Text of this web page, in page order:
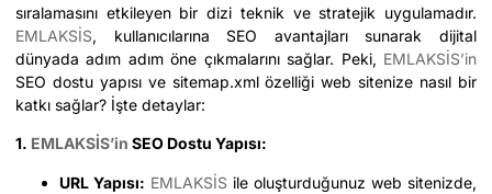
sıralamasını etkileyen bir dizi teknik ve stratejik uygulamadır.
EMLAKSİS, kullanıcılarına SEO avantajları sunarak dijital
dünyada adım adım öne çıkmalarını sağlar. Peki, EMLAKSİS’in
SEO dostu yapısı ve sitemap.xml özelliği web sitenize nasıl bir
katkı sağlar? İşte detaylar:
1. EMLAKSİS’in SEO Dostu Yapısı:
URL Yapısı: EMLAKSİS ile oluşturduğunuz web sitenizde,